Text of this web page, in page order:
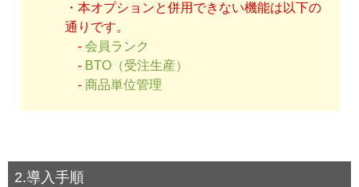
・本オプションと併用できない機能は以下の
通りです。
- 会員ランク
- BTO（受注生産）
- 商品単位管理
2.導入手順